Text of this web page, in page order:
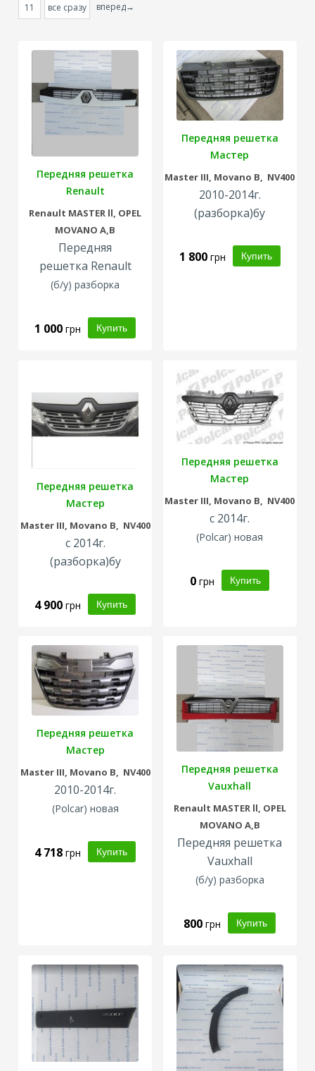
11 все сразу вперед→
Передняя решетка
Renault
Renault MASTER ll, OPEL
MOVANO A,B
Передняя
решетка Renault
(б/у) разборка
1 000грн
Передняя решетка
Мастер
Master III, Movano B, NV400
2010-2014г.
(разборка)бу
1 800 грн
Передняя решетка
Мастер
Master III, Movano B, NV400
с 2014г.
(разборка)бу
4 900грн
Передняя решетка
Мастер
Master III, Movano B, NV400
с 2014г.
(Polcar) новая
0грн
Передняя решетка
Мастер
Master III, Movano B, NV400
2010-2014г.
(Polcar) новая
4 718грн
Передняя решетка
Vauxhall
Renault MASTER ll, OPEL
MOVANO A,B
Передняя решетка
Vauxhall
(б/у) разборка
800грн